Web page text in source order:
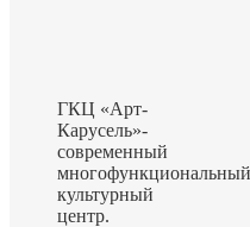
ГКЦ «Арт-
Карусель»-
современный
многофункциональный
культурный
центр.